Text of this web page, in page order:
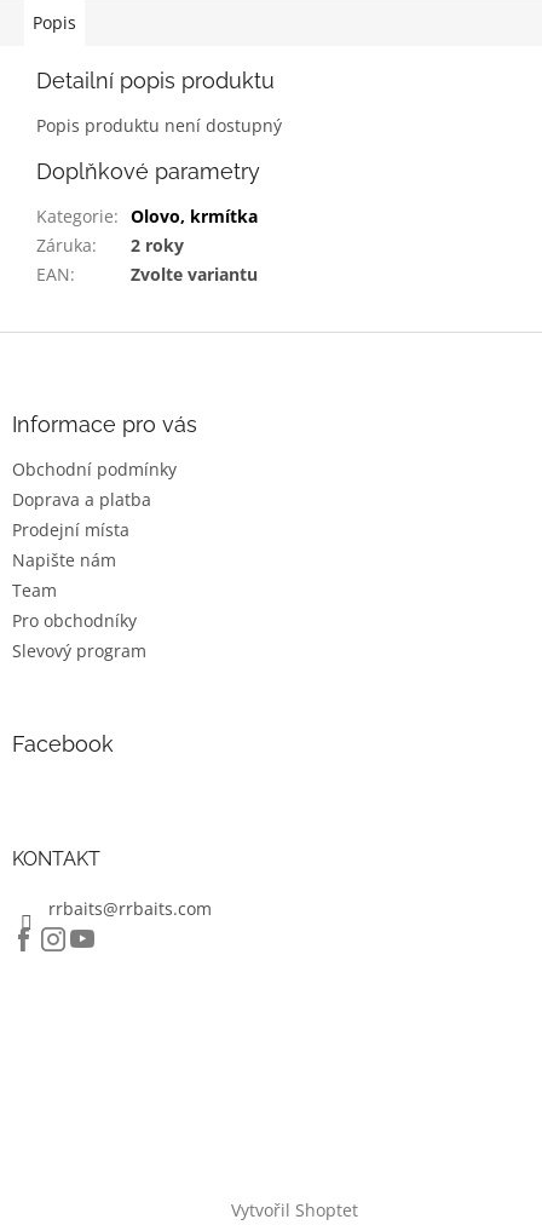
Popis
Detailní popis produktu
Popis produktu není dostupný
Doplňkové parametry
Kategorie: Olovo, krmítka
Záruka:
2 roky
EAN: Zvolte variantu
Informace pro vás
Obchodní podmínky
Doprava a platba
Prodejní místa
Napište nám
Team
Pro obchodníky
Slevový program
Facebook
KONTAKT
rrbaits@rrbaits.com
Vytvořil Shoptet